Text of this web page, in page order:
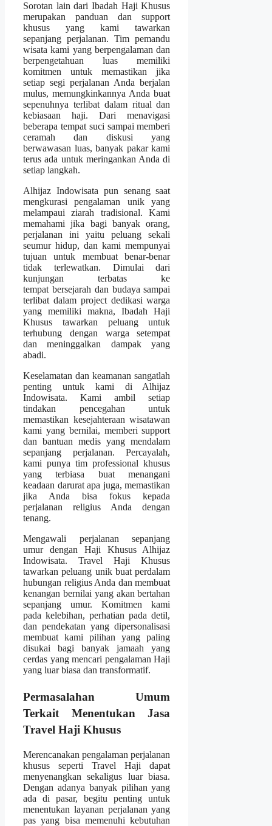
Sorotan lain dari Ibadah Haji Khusus
merupakan panduan dan support
khusus yang kami tawarkan
sepanjang perjalanan. Tim pemandu
wisata kami yang berpengalaman dan
berpengetahuan luas memiliki
komitmen untuk memastikan jika
setiap segi perjalanan Anda berjalan
mulus, memungkinkannya Anda buat
sepenuhnya terlibat dalam ritual dan
kebiasaan haji. Dari menavigasi
beberapa tempat suci sampai memberi
ceramah dan diskusi yang
berwawasan luas, banyak pakar kami
terus ada untuk meringankan Anda di
setiap langkah.
Alhijaz Indowisata pun senang saat
mengkurasi pengalaman unik yang
melampaui ziarah tradisional. Kami
memahami jika bagi banyak orang,
perjalanan ini yaitu peluang sekali
seumur hidup, dan kami mempunyai
tujuan untuk membuat benar-benar
tidak terlewatkan. Dimulai dari
kunjungan terbatas ke
tempat bersejarah dan budaya sampai
terlibat dalam project dedikasi warga
yang memiliki makna, Ibadah Haji
Khusus tawarkan peluang untuk
terhubung dengan warga setempat
dan meninggalkan dampak yang
abadi.
Keselamatan dan keamanan sangatlah
penting untuk kami di Alhijaz
Indowisata. Kami ambil setiap
tindakan pencegahan untuk
memastikan kesejahteraan wisatawan
kami yang bernilai, memberi support
dan bantuan medis yang mendalam
sepanjang perjalanan. Percayalah,
kami punya tim professional khusus
yang terbiasa buat menangani
keadaan darurat apa juga, memastikan
jika Anda bisa fokus kepada
perjalanan religius Anda dengan
tenang.
Mengawali perjalanan sepanjang
umur dengan Haji Khusus Alhijaz
Indowisata. Travel Haji Khusus
tawarkan peluang unik buat perdalam
hubungan religius Anda dan membuat
kenangan bernilai yang akan bertahan
sepanjang umur. Komitmen kami
pada kelebihan, perhatian pada detil,
dan pendekatan yang dipersonalisasi
membuat kami pilihan yang paling
disukai bagi banyak jamaah yang
cerdas yang mencari pengalaman Haji
yang luar biasa dan transformatif.
Permasalahan Umum
Terkait Menentukan Jasa
Travel Haji Khusus
Merencanakan pengalaman perjalanan
khusus seperti Travel Haji dapat
menyenangkan sekaligus luar biasa.
Dengan adanya banyak pilihan yang
ada di pasar, begitu penting untuk
menentukan layanan perjalanan yang
pas yang bisa memenuhi kebutuhan